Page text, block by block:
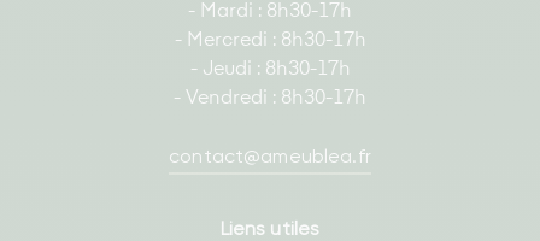
- Mardi : 8h30-17h
- Mercredi : 8h30-17h
- Jeudi : 8h30-17h
- Vendredi : 8h30-17h
contact@ameublea.fr
Liens utiles